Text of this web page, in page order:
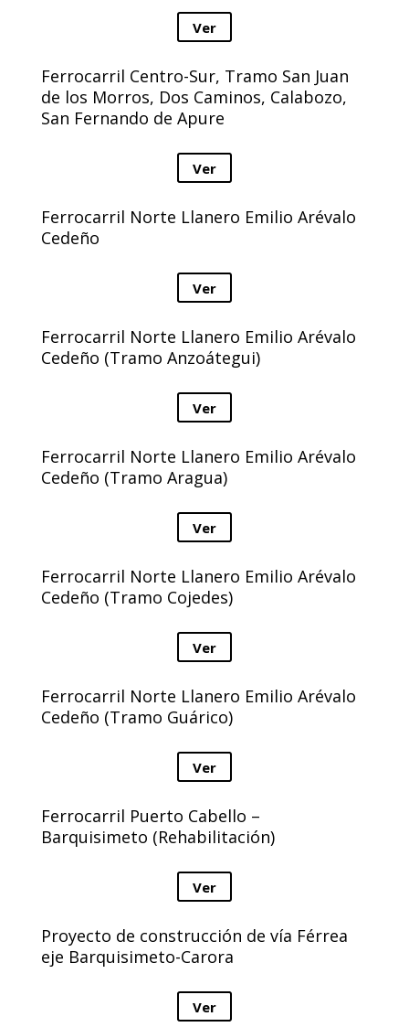
Ver
Ferrocarril Centro-Sur, Tramo San Juan
de los Morros, Dos Caminos, Calabozo,
San Fernando de Apure
Ver
Ferrocarril Norte Llanero Emilio Arévalo
Cedeño
Ver
Ferrocarril Norte Llanero Emilio Arévalo
Cedeño (Tramo Anzoátegui)
Ver
Ferrocarril Norte Llanero Emilio Arévalo
Cedeño (Tramo Aragua)
Ver
Ferrocarril Norte Llanero Emilio Arévalo
Cedeño (Tramo Cojedes)
Ver
Ferrocarril Norte Llanero Emilio Arévalo
Cedeño (Tramo Guárico)
Ver
Ferrocarril Puerto Cabello –
Barquisimeto (Rehabilitación)
Ver
Proyecto de construcción de vía Férrea
eje Barquisimeto-Carora
Ver